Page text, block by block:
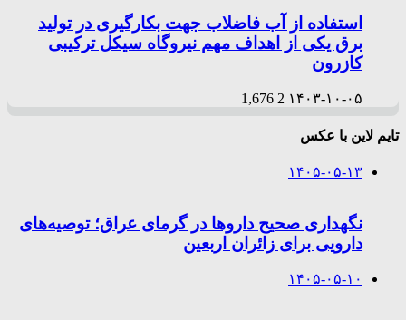
استفاده از آب فاضلاب جهت بکارگیری در تولید
برق یکی از اهداف مهم نیروگاه سیکل ترکیبی
کازرون
۱۴۰۳-۱۰-۰۵ 2
1,676
تایم لاین با عکس
۱۴۰۵-۰۵-۱۳
نگهداری صحیح داروها در گرمای عراق؛ توصیه‌های
دارویی برای زائران اربعین
۱۴۰۵-۰۵-۱۰